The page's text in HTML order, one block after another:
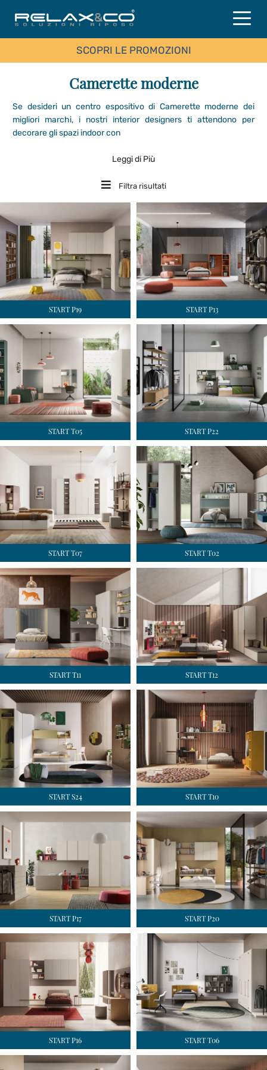
SCOPRI LE PROMOZIONI
Camerette moderne
Se desideri un centro espositivo di Camerette moderne dei
migliori marchi, i nostri interior designers ti attendono per
decorare gli spazi indoor con
Leggi di Più
Filtra risultati
START P19 START P13
START T05 START P22
START T07 START T02
START T11 START T12
START S24 START T10
START P17 START P20
START P16 START T06